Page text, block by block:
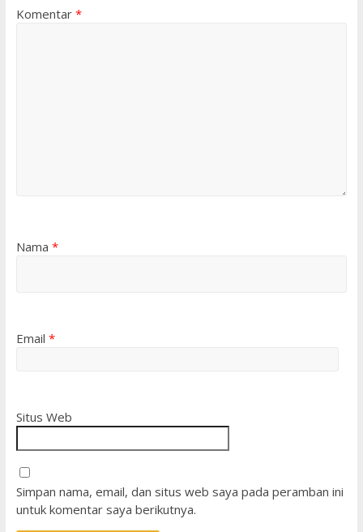
Komentar *
Nama *
Email *
Situs Web
Simpan nama, email, dan situs web saya pada peramban ini
untuk komentar saya berikutnya.